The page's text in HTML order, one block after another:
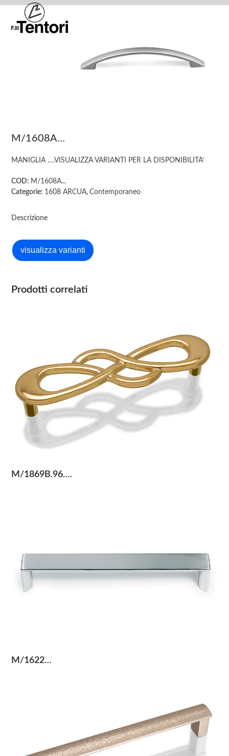
Skip
content
Open
mobile
Close
mobile
M/1608A…
MANIGLIA ….VISUALIZZA VARIANTI PER LA DISPONIBILITA’
COD: M/1608A...
Categorie: 1608 ARCUA,Contemporaneo
Descrizione
Prodotti correlati
M/1869B.96….
M/1622…